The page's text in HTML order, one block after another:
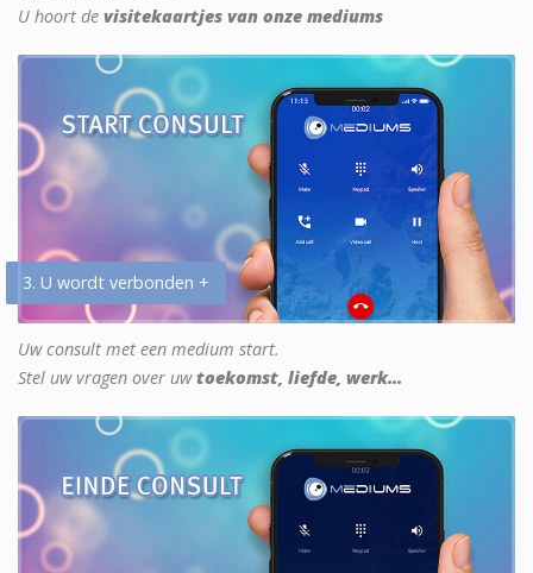
U hoort de visitekaartjes van onze mediums
3. U wordt verbonden +
Uw consult met een medium start.
Stel uw vragen over uwtoekomst, liefde, werk...